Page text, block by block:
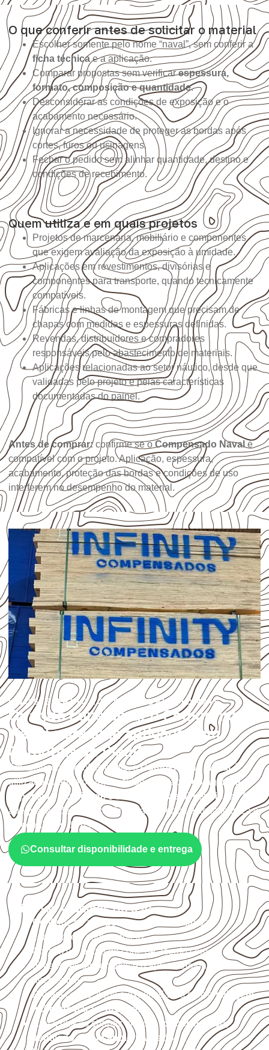
O que conferir antes de solicitar o material
Escolher somente pelo nome “naval”, sem conferir a
ficha técnicae a aplicação.
Comparar propostas sem verificarespessura,
formato, composição e quantidade.
Desconsiderar as condições de exposição e o
acabamento necessário.
Ignorar a necessidade de proteger as bordas após
cortes, furos ou usinagens.
Fechar o pedido sem alinhar quantidade, destino e
condições de recebimento.
Quem utiliza e em quais projetos
Projetos de marcenaria, mobiliário e componentes
que exigem avaliação da exposição à umidade.
Aplicações em revestimentos, divisórias e
componentes para transporte, quando tecnicamente
compatíveis.
Fábricas e linhas de montagem que precisam de
chapas com medidas e espessuras definidas.
Revendas, distribuidores e compradores
responsáveis pelo abastecimento de materiais.
Aplicações relacionadas ao setor náutico, desde que
validadas pelo projeto e pelas características
documentadas do painel.
Antes de comprar:confirme se oCompensado Navalé
compatível com o projeto. Aplicação, espessura,
acabamento, proteção das bordas e condições de uso
interferem no desempenho do material.
USOS E APLICAÇÕES PROFISSIONAIS
Quando considerar o Compensado
Naval para uma aplicação em
Caraúbas do Piauí?
Em aplicações profissionais, oCompensado Navalé
utilizado quando o projeto exige atenção à colagem, à
exposição à umidade e à estabilidade dimensional . A
adequação deve ser confirmada conforme a ficha técnica e
as condições de uso.
Consultar disponibilidade e entrega
Critérios técnicos de uso
Confirme se a espessura e o formatosão
compatíveis com o projeto.
Organize o plano de corte de acordo com as
dimensões disponíveis e o aproveitamento
necessário.
Proteja cortes, furos e extremidades com aselagem
indicada para o projeto.
Armazene as chapas em local coberto, seco,
ventilado e com apoio nivelado.